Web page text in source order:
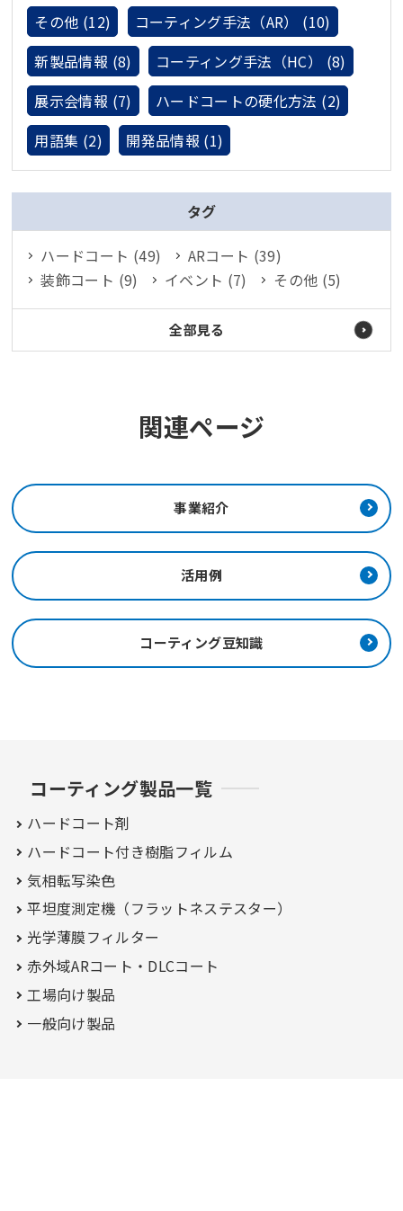
その他 (12)
コーティング手法（AR） (10)
新製品情報 (8)
コーティング手法（HC） (8)
展示会情報 (7)
ハードコートの硬化方法 (2)
用語集 (2)
開発品情報 (1)
タグ
ハードコート (49)
ARコート (39)
装飾コート (9)
イベント (7) その他 (5)
全部見る
関連ページ
事業紹介
活用例
コーティング豆知識
コーティング製品一覧
ハードコート剤
ハードコート付き樹脂フィルム
気相転写染色
平坦度測定機（フラットネステスター）
光学薄膜フィルター
赤外域ARコート・ DLCコート
工場向け製品
一般向け製品